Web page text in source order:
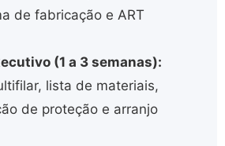
de fabricação e ART
(1 a 3 semanas):
lista de materiais,
de proteção e arranjo